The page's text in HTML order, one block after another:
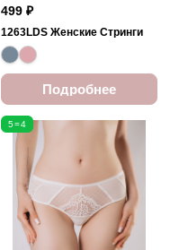
499 ₽
1263LDS Женские Стринги
Подробнее
5=4